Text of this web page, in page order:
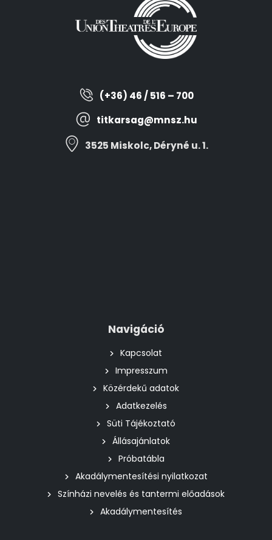
(+36) 46 / 516 – 700
titkarsag@mnsz.hu
3525 Miskolc, Déryné u. 1.
Navigáció
Kapcsolat
Impresszum
Közérdekű adatok
Adatkezelés
Süti Tájékoztató
Állásajánlatok
Próbatábla
Akadálymentesítési nyilatkozat
Színházi nevelés és tantermi előadások
Akadálymentesítés